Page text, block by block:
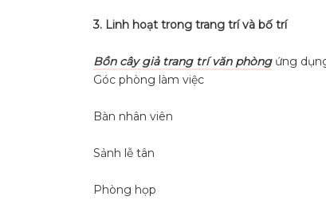
3. Linh hoạt trong trang trí và bố trí
Bồn cây giả trang trí văn phòngứng
Góc phòng làm việc
Bàn nhân viên
Sảnh lễ tân
Phòng họp